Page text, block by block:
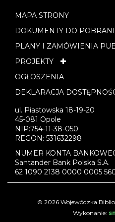
MAPA STRONY
DOKUMENTY DO
PLANY I ZAMÓWIENIA
PROJEKTY
OGŁOSZENIA
DEKLARACJA
ul. Piastowska 18-19-20
45-081 Opole
NIP:754-11-38-050
REGON: 531632298
NUMER KONTA
Santander Bank Polska S.A.
62 1090 2138 0000 0005
© 2026 Wojewódzka
Wykonanie: